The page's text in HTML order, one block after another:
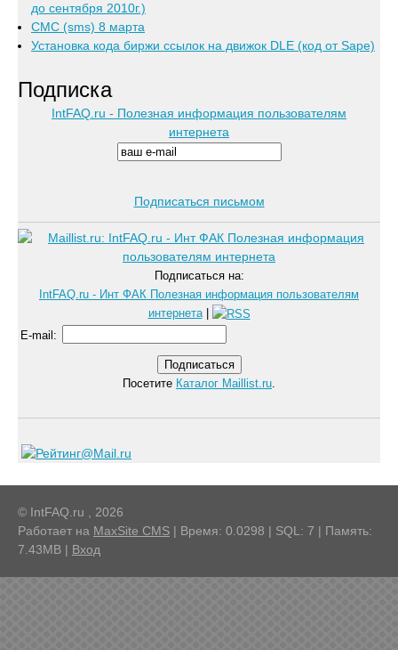
до сентября 2010г.)
СМС (sms) 8 марта
Установка кода биржи ссылок на движок DLE (код от Sape)
Подписка
IntFAQ.ru - Полезная информация пользователям
интернета
Подписаться письмом
Подписаться на:
IntFAQ.ru - Инт ФАК Полезная информация пользователям
интернета|
E-mail :
Посетите Каталог Maillist.ru.
© IntFAQ.ru , 2026
Работает на MaxSite CMS | Время: 0.0298 | SQL: 7 | Память:
7.43MB | Вход